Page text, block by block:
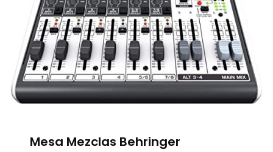
Mesa Mezclas Behringer